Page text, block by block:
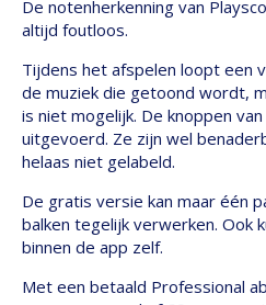
De notenherkenning van
altijd foutloos.
Tijdens het afspelen loopt een
de muziek die getoond wordt,
is niet mogelijk. De knoppen
uitgevoerd. Ze zijn wel
helaas niet gelabeld.
De gratis versie kan maar één
balken tegelijk verwerken. Ook
binnen de app zelf.
Met een betaald Professional